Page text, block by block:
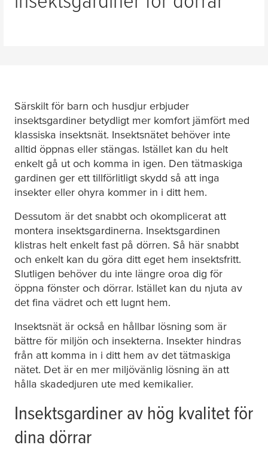
Särskilt för barn och husdjur erbjuder
insektsgardiner betydligt mer komfort jämfört med
klassiska insektsnät. Insektsnätet behöver inte
alltid öppnas eller stängas. Istället kan du helt
enkelt gå ut och komma in igen. Den tätmaskiga
gardinen ger ett tillförlitligt skydd så att inga
insekter eller ohyra kommer in i ditt hem.
Dessutom är det snabbt och okomplicerat att
montera insektsgardinerna. Insektsgardinen
klistras helt enkelt fast på dörren. Så här snabbt
och enkelt kan du göra ditt eget hem insektsfritt.
Slutligen behöver du inte längre oroa dig för
öppna fönster och dörrar. Istället kan du njuta av
det fina vädret och ett lugnt hem.
Insektsnät är också en hållbar lösning som är
bättre för miljön och insekterna. Insekter hindras
från att komma in i ditt hem av det tätmaskiga
nätet. Det är en mer miljövänlig lösning än att
hålla skadedjuren ute med kemikalier.
Insektsgardiner av hög kvalitet för
dina dörrar